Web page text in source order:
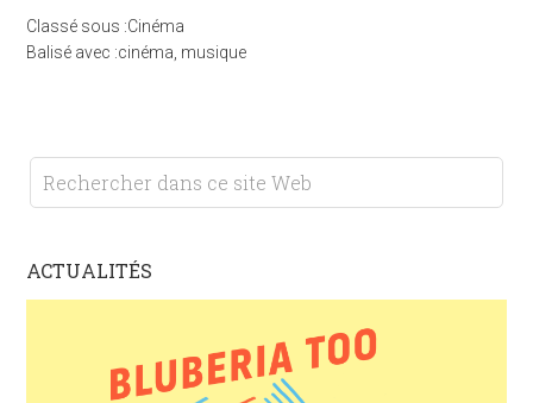
Classé sous :Cinéma
Balisé avec :cinéma musique
ACTUALITÉS